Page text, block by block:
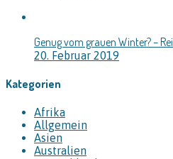
Genug vom grauen Winter? –
20. Februar 2019
Kategorien
Afrika
Allgemein
Asien
Australien